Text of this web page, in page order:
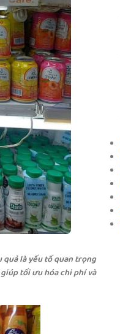
là yếu tố quan trọng
tối ưu hóa chi phí và